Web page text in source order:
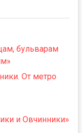
бульварам
От метро
и Овчинники»